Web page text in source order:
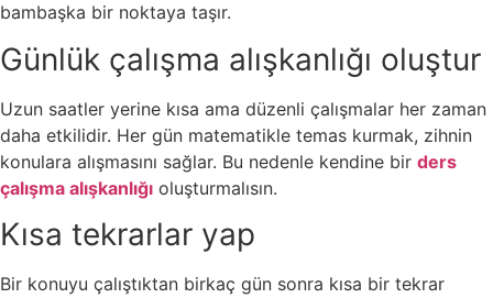
bambaşka bir noktaya taşır.
Günlük çalışma alışkanlığı oluştur
Uzun saatler yerine kısa ama düzenli çalışmalar her zaman
daha etkilidir. Her gün matematikle temas kurmak, zihnin
konulara alışmasını sağlar. Bu nedenle kendine bir ders
çalışma alışkanlığı oluşturmalısın.
Kısa tekrarlar yap
Bir konuyu çalıştıktan birkaç gün sonra kısa bir tekrar